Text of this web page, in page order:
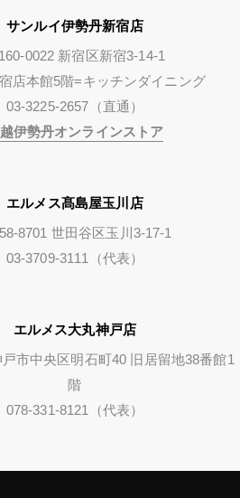
サンルイ伊勢丹新宿店
0022 新宿区新宿3-14-1
店本館5階=キッチンダイニング
03-3225-2657（直通）
伊勢丹オンラインストア
エルメス髙島屋玉川店
8701 世田谷区玉川3-17-1
03-3709-3111（代表）
エルメス大丸神戸店
市中央区明石町40 旧居留地38番館1
階
078-331-8121（代表）